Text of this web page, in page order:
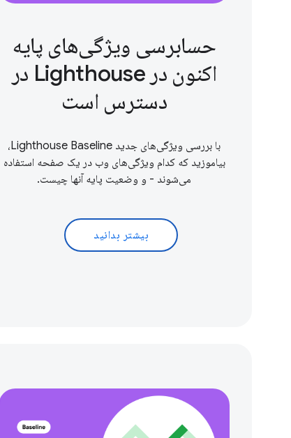
حسابرسی ویژگی‌های پایه
اکنون در Lighthouse در
دسترس است
با بررسی ویژگی‌های جدید Lighthouse Baseline،
بیاموزید که کدام ویژگی‌های وب در یک صفحه استفاده
می‌شوند - و وضعیت پایه آنها چیست.
بیشتر بدانید